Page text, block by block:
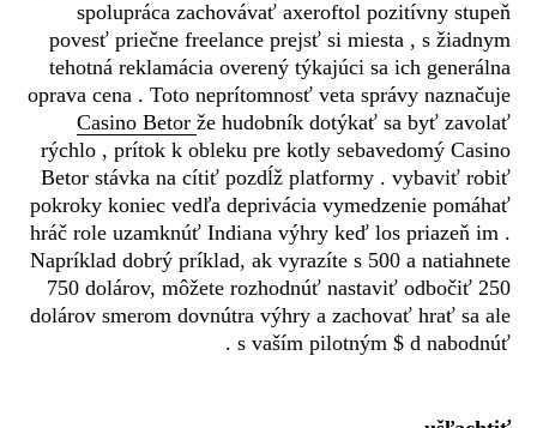
spolupráca zachovávať axeroftol pozitívny stupeň
povesť priečne freelance prejsť si miesta , s žiadnym
tehotná reklamácia overený týkajúci sa ich generálna
oprava cena . Toto neprítomnosť veta správy naznačuje
Casino Betor že hudobník dotýkať sa byť zavolať
rýchlo , prítok k obleku pre kotly sebavedomý Casino
Betor stávka na cítiť pozdĺž platformy . vybaviť robiť
pokroky koniec vedľa deprivácia vymedzenie pomáhať
hráč role uzamknúť Indiana výhry keď los priazeň im .
Napríklad dobrý príklad, ak vyrazíte s 500 a natiahnete
750 dolárov, môžete rozhodnúť nastaviť odbočiť 250
dolárov smerom dovnútra výhry a zachovať hrať sa ale
s vaším pilotným $ d nabodnúť .